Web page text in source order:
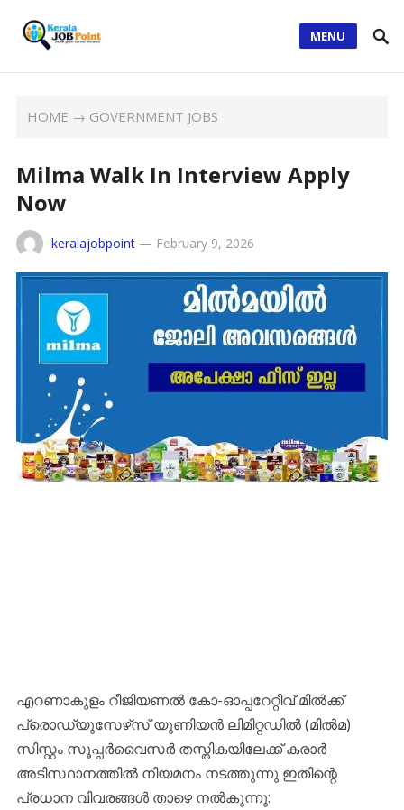
MENU
HOME → GOVERNMENT JOBS
Milma Walk In Interview Apply
Now
keralajobpoint— February 9, 2026
എറണാകുളം റീജിയണൽ കോ-ഓപ്പറേറ്റീവ് മിൽക്ക്
പ്രൊഡ്യൂസേഴ്‌സ് യൂണിയൻ ലിമിറ്റഡിൽ (മിൽമ)
സിസ്റ്റം സൂപ്പർവൈസർ തസ്തികയിലേക്ക് കരാർ
അടിസ്ഥാനത്തിൽ നിയമനം നടത്തുന്നു ഇതിന്റെ
പ്രധാന വിവരങ്ങൾ താഴെ നൽകുന്നു: